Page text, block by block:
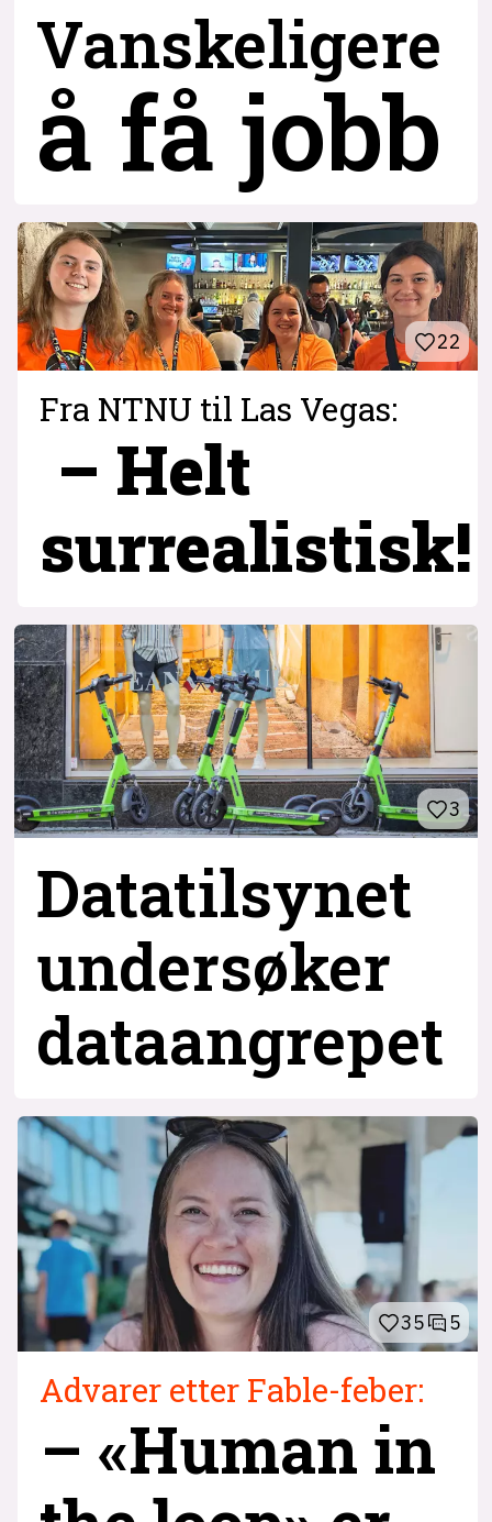
Vanskeligere
å få jobb
22
Fra NTNU til Las Vegas:
– Helt
surrealistisk!
3
Datatilsynet
undersøker
dataangrepet
35 5
Advarer etter Fable-feber:
– «Human in